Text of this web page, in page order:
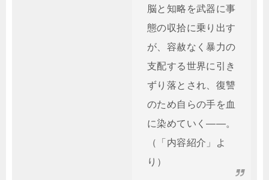
脳と知略を武器に事
態の収拾に乗り出す
が、容赦なく暴力の
支配する世界に引き
ずり落とされ、復讐
のため自らの手を血
に染めていく――。
（「内容紹介」よ
り）